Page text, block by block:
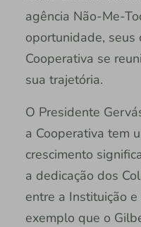
agência Não-Me-
oportunidade, seus
Cooperativa se
sua trajetória.
O Presidente
a Cooperativa tem
crescimento
a dedicação dos
entre a Instituição
exemplo que o